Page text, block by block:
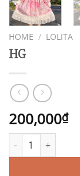
HOME / LOLITA
HG
200,000₫
HG quantity